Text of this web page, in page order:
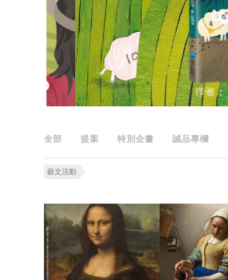
全部 提案 特別企畫 誠品專欄
藝文活動